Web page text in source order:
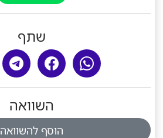
שתף
השוואה
הוסף להשוואה